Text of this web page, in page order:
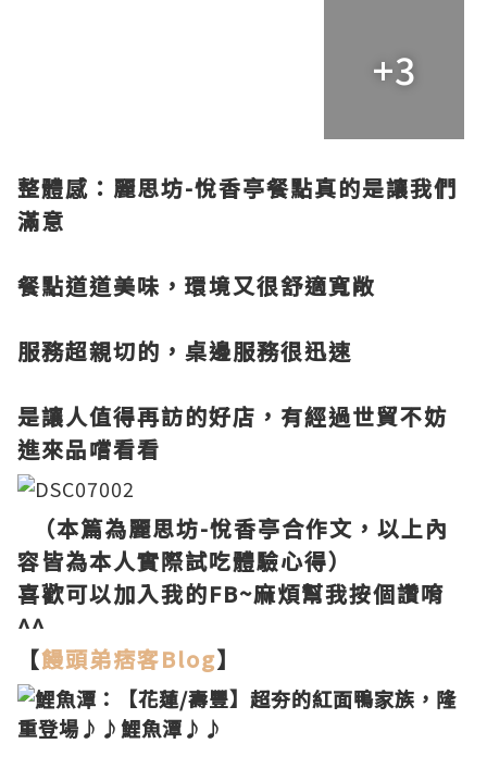
+3
整體感：麗思坊-悅香亭餐點真的是讓我們
滿意
餐點道道美味，環境又很舒適寬敞
服務超親切的，桌邊服務很迅速
是讓人值得再訪的好店，有經過世貿不妨
進來品嚐看看
（本篇為麗思坊-悅香亭合作文，以上內
容皆為本人實際試吃體驗心得）
喜歡可以加入我的FB~麻煩幫我按個讚唷
^^
【饅頭弟痞客Blog】